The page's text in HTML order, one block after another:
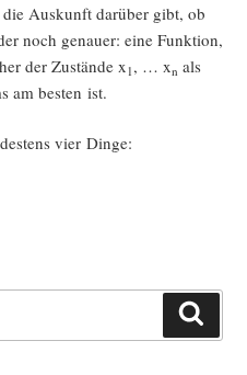
Aus­kunft dar­über gibt, ob
noch genau­er: eine Funk­ti­on,
der Zustän­de x1 , … xn als
am bes­ten ist.
vier Dinge: